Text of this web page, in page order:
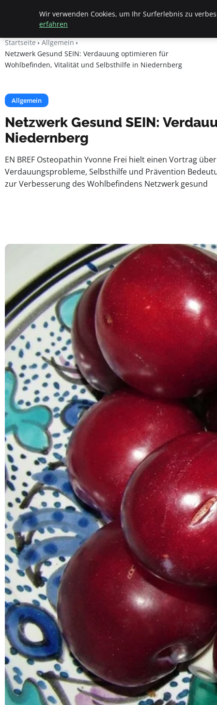
Beyond Surface
Startseite
Allgemein
Netzwerk Gesund SEIN: Verdauung optimieren für
Wohlbefinden, Vitalität und Selbsthilfe in Niedernberg
Allgemein
Netzwerk Gesund SEIN:
Niedernberg
EN BREF Osteopathin Yvonne Frei hielt einen Vortrag
Verdauungsprobleme, Selbsthilfe und Prävention
zur Verbesserung des Wohlbefindens Netzwerk gesund
Wir verwenden Cookies, um Ihr Surferlebnis zu
erfahren